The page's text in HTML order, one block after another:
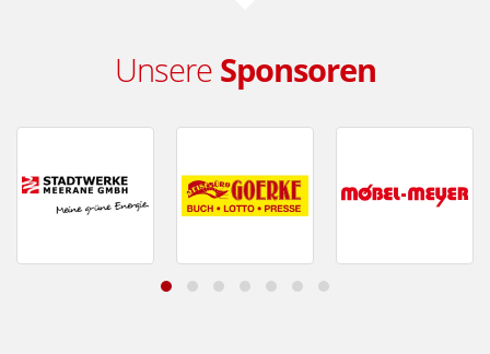
Unsere Sponsoren